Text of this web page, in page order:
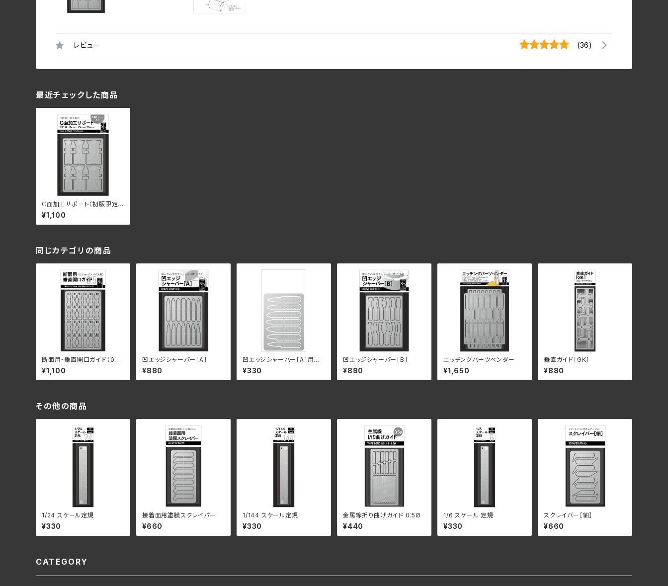
レビュー (36)
最近チェックした商品
C面加工サポート（初版限定2
枚セット）
¥1,100
同じカテゴリの商品
断面用・垂直開口ガイド（0.5
mmピンバイス用）
¥1,100
凹エッジシャーパー［A］
¥880
凹エッジシャーパー［A］用追
加サポート
¥330
凹エッジシャーパー［B］
¥880
エッチングパーツベンダー
¥1,650
垂直ガイド［GK］
¥880
その他の商品
1/24 スケール定規
¥330
接着面用塗膜スクレイパー
¥660
1/144 スケール定規
¥330
金属線折り曲げガイド 0.5Ø
¥440
1/6 スケール 定規
¥330
スクレイバー［細］
¥660
CATEGORY